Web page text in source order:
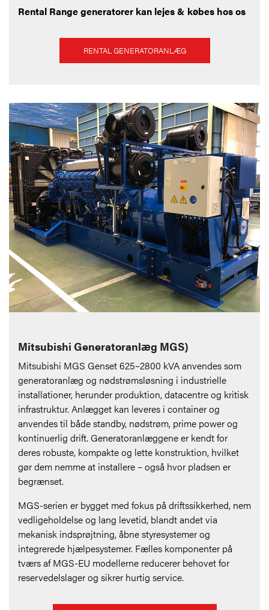
Rental Range generatorer kan lejes & købes hos os
RENTAL GENERATORANLÆG
Mitsubishi Generatoranlæg MGS)
Mitsubishi MGS Genset 625–2800 kVA anvendes som
generatoranlæg og nødstrømsløsning i industrielle
installationer, herunder produktion, datacentre og kritisk
infrastruktur. Anlægget kan leveres i containerog
anvendes til både standby, nødstrøm, prime power og
kontinuerlig drift. Generatoranlæggene er kendt for
deres robuste, kompakte og lette konstruktion, hvilket
gør dem nemme at installere – også hvor pladsen er
begrænset.
MGS-serien er bygget med fokus på driftssikkerhed, nem
vedligeholdelse og lang levetid, blandt andet via
mekanisk indsprøjtning, åbne styresystemer og
integrerede hjælpesystemer. Fælles komponenter på
tværs af MGS-EU modellerne reducerer behovet for
reservedelslager og sikrer hurtig service.